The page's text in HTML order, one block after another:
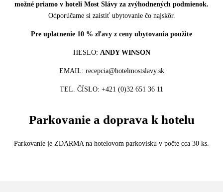
možné priamo v hoteli Most Slávy za zvýhodnených podmienok.
Odporúčame si zaistiť ubytovanie čo najskôr.
Pre uplatnenie 10 % zľavy z ceny ubytovania použite
HESLO: ANDY WINSON
EMAIL: recepcia@hotelmostslavy.sk
TEL. ČÍSLO: +421 (0)32 651 36 11
Parkovanie a doprava k hotelu
Parkovanie je ZDARMA na hotelovom parkovisku v počte cca 30 ks.